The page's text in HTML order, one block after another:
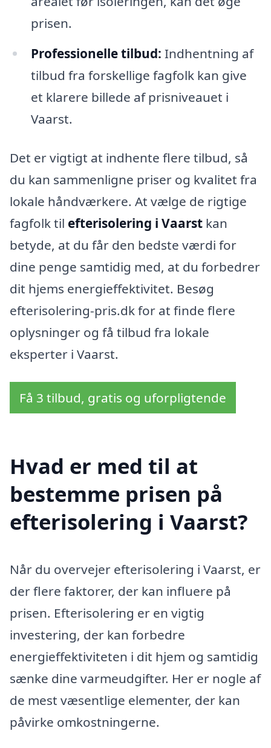
prisen.
Professionelle tilbud: Indhentning af
tilbud fra forskellige fagfolk kan give
et klarere billede af prisniveauet i
Vaarst.
Det er vigtigt at indhente flere tilbud, så
du kan sammenligne priser og kvalitet fra
lokale håndværkere. At vælge de rigtige
fagfolk til efterisolering i Vaarst kan
betyde, at du får den bedste værdi for
dine penge samtidig med, at du forbedrer
dit hjems energieffektivitet. Besøg
efterisolering-pris.dk for at finde flere
oplysninger og få tilbud fra lokale
eksperter i Vaarst.
Få 3 tilbud, gratis og uforpligtende
Hvad er med til at
bestemme prisen på
efterisolering i Vaarst?
Når du overvejer efterisolering i Vaarst, er
der flere faktorer, der kan influere på
prisen. Efterisolering er en vigtig
investering, der kan forbedre
energieffektiviteten i dit hjem og samtidig
sænke dine varmeudgifter. Her er nogle af
de mest væsentlige elementer, der kan
påvirke omkostningerne.